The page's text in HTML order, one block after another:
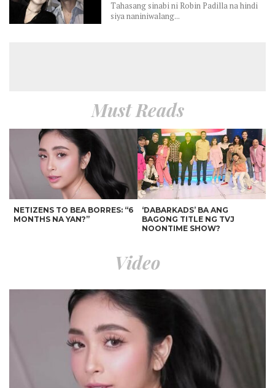
Tahasang sinabi ni Robin Padilla na hindi
siya naniniwalang...
Must Reads
NETIZENS TO BEA BORRES: “6
MONTHS NA YAN?”
‘DABARKADS’ BA ANG
BAGONG TITLE NG TVJ
NOONTIME SHOW?
ELIAS MAY FATHER’S DAY
GIFT KAY JOHN LLOYD CRUZ
SA ISANG EMOSYONAL NA
JOHN LLOYD CRUZ
MAGIGING ‘KAPUSO’ NA NGA
BA?
Video